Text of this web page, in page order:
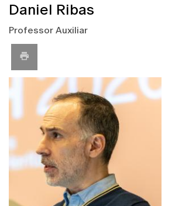
Daniel Ribas
Professor Auxiliar